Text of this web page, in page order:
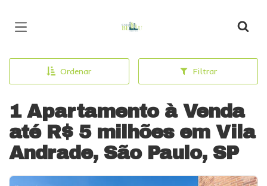
Ordenar Filtrar
1 Apartamento à Venda
até R$ 5 milhões em Vila
Andrade, São Paulo, SP